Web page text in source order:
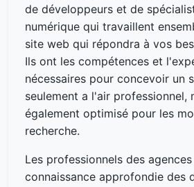
de développeurs et de
numérique qui travaillent
site web qui répondra à vos
Ils ont les compétences et
nécessaires pour concevoir un
seulement a l'air professionnel,
également optimisé pour les
recherche.
Les professionnels des
connaissance approfondie des